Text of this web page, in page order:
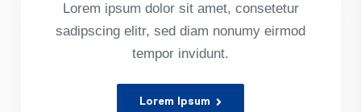
Lorem ipsum dolor sit amet, con­sete­tur
sadipscing elitr, sed diam nonumy eirmod
tem­por invidunt.
Lorem Ipsum